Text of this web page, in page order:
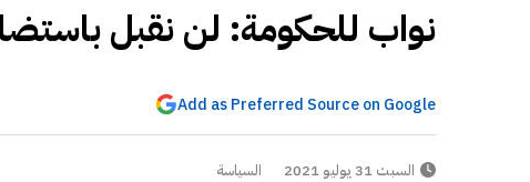
نواب للحكومة: لن نقبل
Add as Preferred Source on Google
السبت 31 يوليو 2021 السياسة